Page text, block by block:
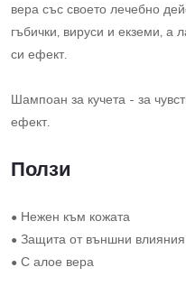
вера със своето лечебно
гъбички, вируси и екземи, а
си ефект.
Шампоан за кучета - за
ефект.
Ползи
• Нежен към кожата
• Защита от външни влияния
• С алое вера